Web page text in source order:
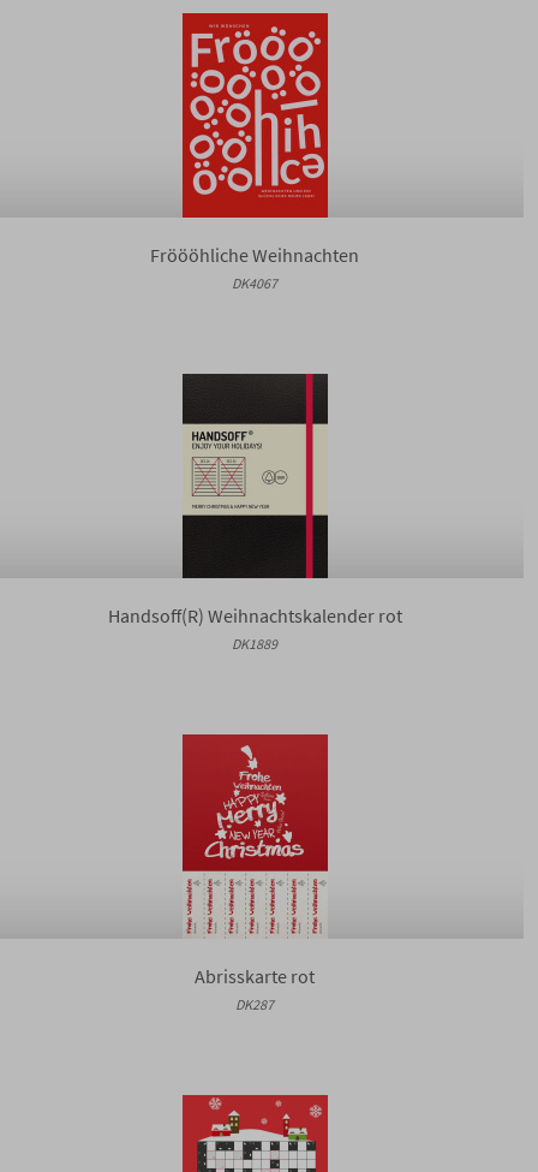
Fröööhliche Weihnachten
DK4067
Handsoff(R) Weihnachtskalender rot
DK1889
Abrisskarte rot
DK287